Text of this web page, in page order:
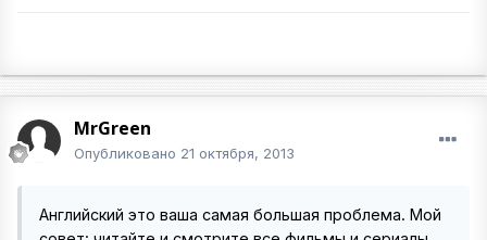
MrGreen
Опубликовано 21 октября, 2013
Английский это ваша самая большая проблема. Мой